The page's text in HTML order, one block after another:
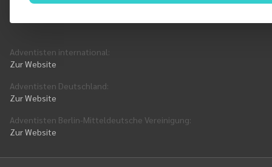
Adventisten international:
Zur Website
Adventisten Deutschland:
Zur Website
Adventisten Berlin-Mitteldeutsche Vereinigung:
Zur Website